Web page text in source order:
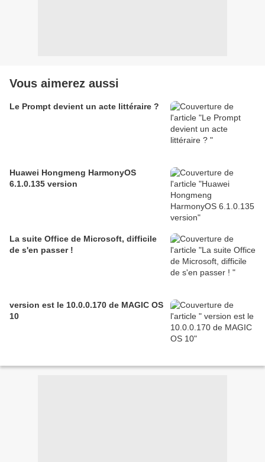
Vous aimerez aussi
Le Prompt devient un acte littéraire ?
Huawei Hongmeng HarmonyOS
6.1.0.135 version
La suite Office de Microsoft, difficile
de s'en passer !
version est le 10.0.0.170 de MAGIC OS
10